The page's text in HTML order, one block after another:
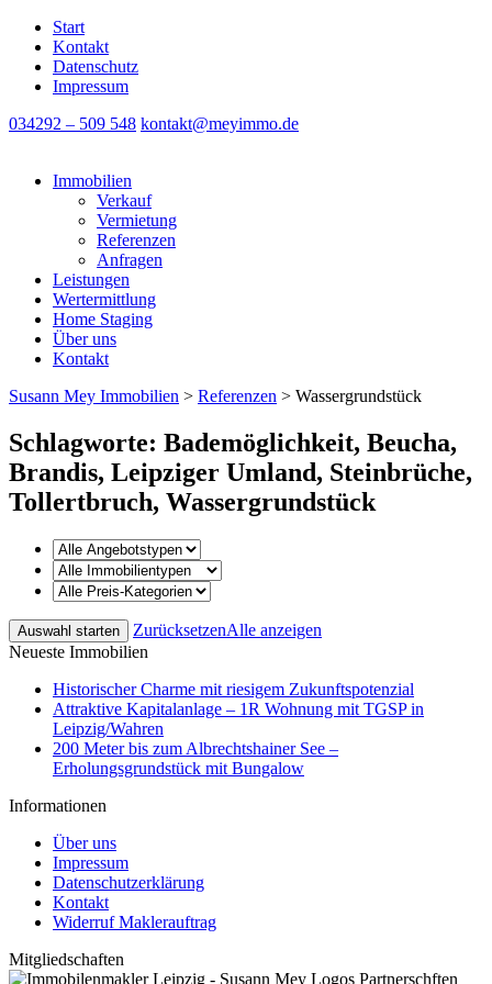
Start
Kontakt
Datenschutz
Impressum
034292 – 509 548 kontakt@meyimmo.de
Immobilien
Verkauf
Vermietung
Referenzen
Anfragen
Leistungen
Wertermittlung
Home Staging
Über uns
Kontakt
Susann Mey Immobilien > Referenzen > Wassergrundstück
Schlagworte: Bademöglichkeit, Beucha,
Brandis, Leipziger Umland, Steinbrüche,
Tollertbruch, Wassergrundstück
ZurücksetzenAlle anzeigen
Neueste Immobilien
Historischer Charme mit riesigem Zukunftspotenzial
Attraktive Kapitalanlage – 1R Wohnung mit TGSP in
Leipzig/Wahren
200 Meter bis zum Albrechtshainer See –
Erholungsgrundstück mit Bungalow
Informationen
Über uns
Impressum
Datenschutzerklärung
Kontakt
Widerruf Maklerauftrag
Mitgliedschaften